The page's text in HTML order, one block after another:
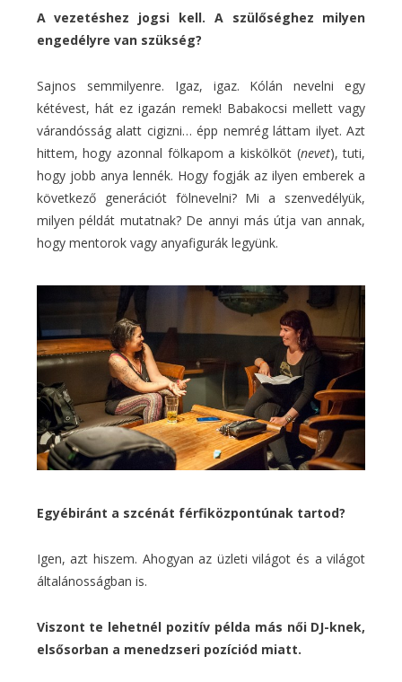
A vezetéshez jogsi kell. A szülőséghez milyen
engedélyre van szükség?
Sajnos semmilyenre. Igaz, igaz. Kólán nevelni egy
kétévest, hát ez igazán remek! Babakocsi mellett vagy
várandósság alatt cigizni… épp nemrég láttam ilyet. Azt
hittem, hogy azonnal fölkapom a kiskölköt (nevet), tuti,
hogy jobb anya lennék. Hogy fogják az ilyen emberek a
következő generációt fölnevelni? Mi a szenvedélyük,
milyen példát mutatnak? De annyi más útja van annak,
hogy mentorok vagy anyafigurák legyünk.
Egyébiránt a szcénát férfiközpontúnak tartod?
Igen, azt hiszem. Ahogyan az üzleti világot és a világot
általánosságban is.
Viszont te lehetnél pozitív példa más női DJ-knek,
elsősorban a menedzseri pozíciód miatt.